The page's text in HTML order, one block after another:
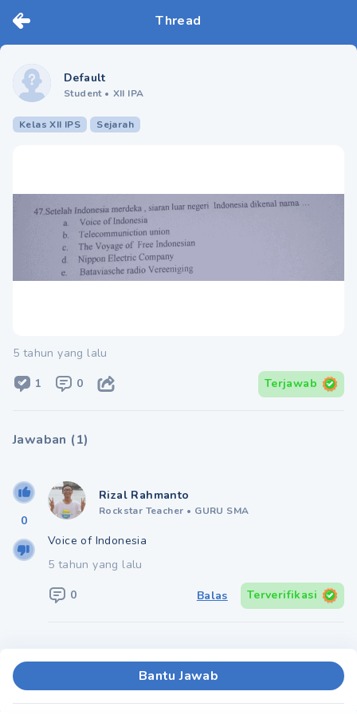
Thread
Default
Student • XII IPA
Kelas XII IPS Sejarah
5 tahun yang lalu
1 0 Terjawab
Jawaban (1)
0
Rizal Rahmanto
Rockstar Teacher • GURU SMA
Voice of Indonesia
5 tahun yang lalu
0 Balas Terverifikasi
Bantu Jawab